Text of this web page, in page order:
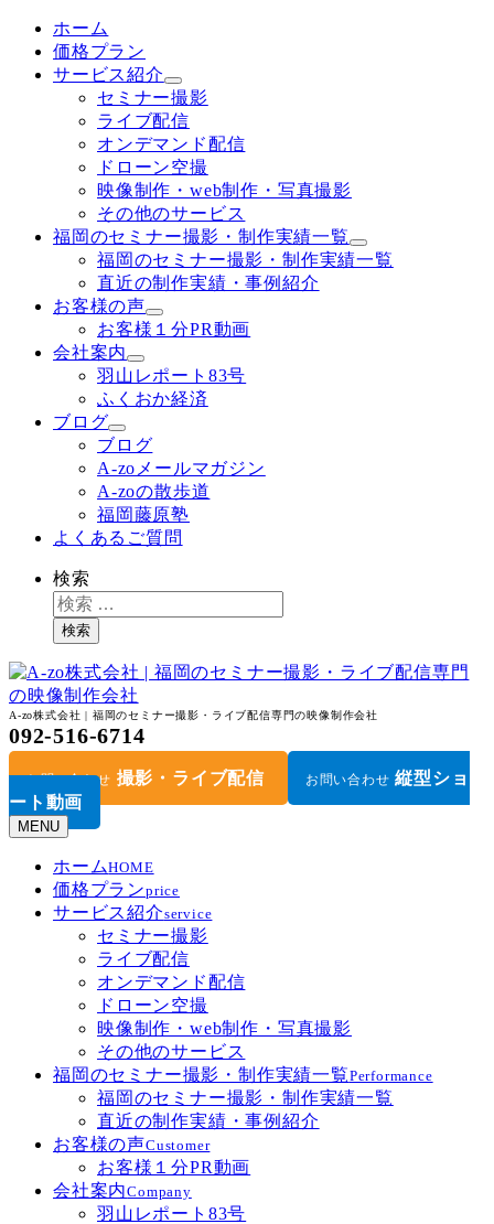
ホーム
価格プラン
サービス紹介
セミナー撮影
ライブ配信
オンデマンド配信
ドローン空撮
映像制作・web制作・写真撮影
その他のサービス
福岡のセミナー撮影・制作実績一覧
福岡のセミナー撮影・制作実績一覧
直近の制作実績・事例紹介
お客様の声
お客様１分PR動画
会社案内
羽山レポート83号
ふくおか経済
ブログ
ブログ
A-zoメールマガジン
A-zoの散歩道
福岡藤原塾
よくあるご質問
検索
検索
A-zo株式会社 | 福岡のセミナー撮影・ライブ配信専門の映像制作会社
092-516-6714
お問い合わせ 撮影・ライブ配信 お問い合わせ 縦型ショ
ート動画
MENU
ホームHOME
価格プランprice
サービス紹介service
セミナー撮影
ライブ配信
オンデマンド配信
ドローン空撮
映像制作・web制作・写真撮影
その他のサービス
福岡のセミナー撮影・制作実績一覧Performance
福岡のセミナー撮影・制作実績一覧
直近の制作実績・事例紹介
お客様の声Customer
お客様１分PR動画
会社案内Company
羽山レポート83号